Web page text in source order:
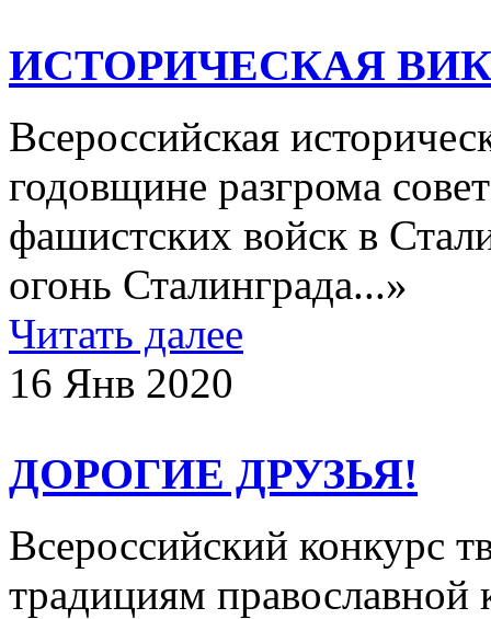
ИСТОРИЧЕСКАЯ
Всероссийская
годовщине разгрома
фашистских войск в
огонь Сталинграда...»
Читать далее
16 Янв 2020
ДОРОГИЕ ДРУЗЬЯ!
Всероссийский конкурс
традициям